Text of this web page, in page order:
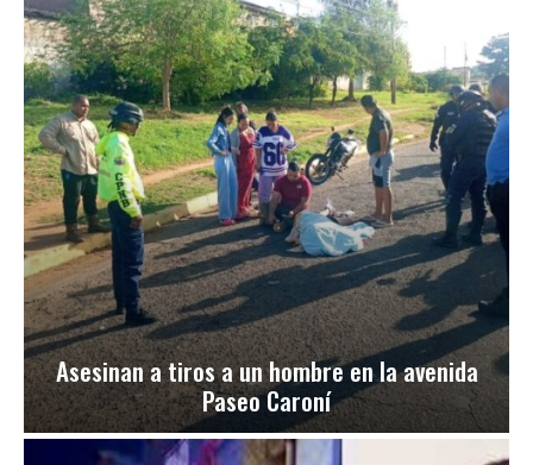
Asesinan a tiros a un hombre en la avenida
Paseo Caroní